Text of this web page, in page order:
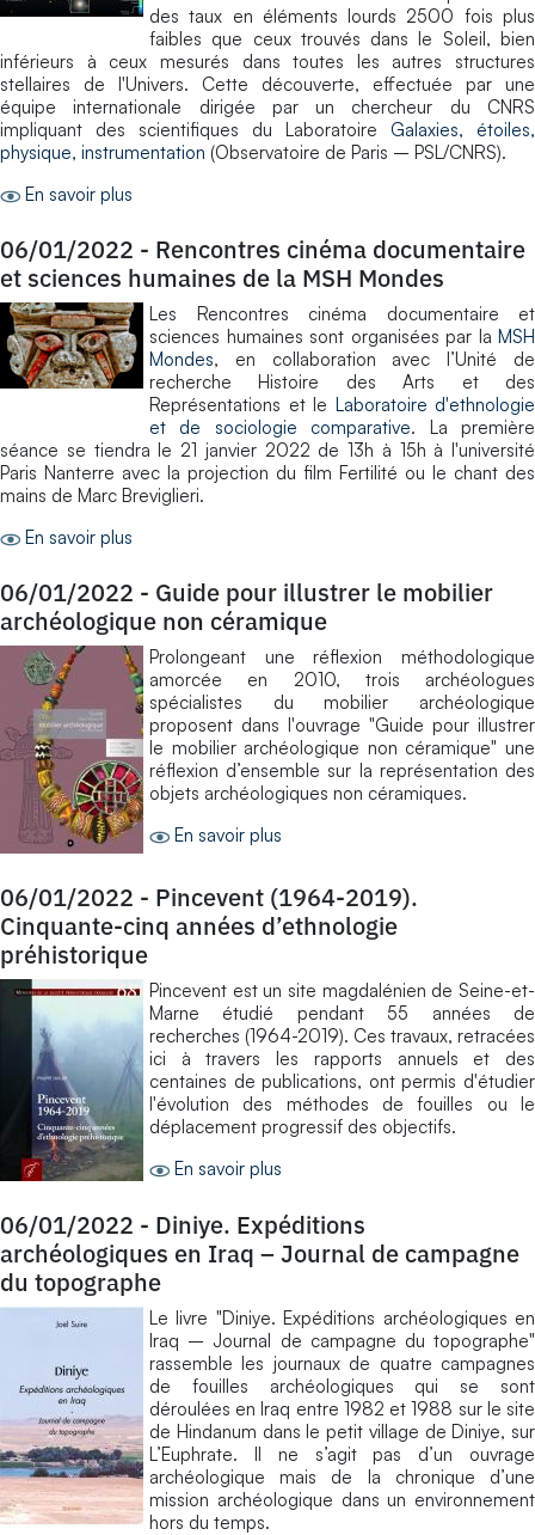
des taux en éléments lourds 2500 fois plus
faibles que ceux trouvés dans le Soleil, bien
inférieurs à ceux mesurés dans toutes les autres structures
stellaires de l'Univers. Cette découverte, effectuée par une
équipe internationale dirigée par un chercheur du CNRS
impliquant des scientifiques du Laboratoire Galaxies, étoiles,
physique, instrumentation (Observatoire de Paris – PSL/CNRS).
En savoir plus
06/01/2022 - Rencontres cinéma documentaire
et sciences humaines de la MSH Mondes
Les Rencontres cinéma documentaire et
sciences humaines sont organisées par la MSH
Mondes, en collaboration avec l’Unité de
recherche Histoire des Arts et des
Représentations et le Laboratoire d'ethnologie
et de sociologie comparative. La première
séance se tiendra le 21 janvier 2022 de 13h à 15h à l'université
Paris Nanterre avec la projection du film Fertilité ou le chant des
mains de Marc Breviglieri.
En savoir plus
06/01/2022 - Guide pour illustrer le mobilier
archéologique non céramique
Prolongeant une réflexion méthodologique
amorcée en 2010, trois archéologues
spécialistes du mobilier archéologique
proposent dans l'ouvrage "Guide pour illustrer
le mobilier archéologique non céramique" une
réflexion d’ensemble sur la représentation des
objets archéologiques non céramiques.
En savoir plus
06/01/2022 - Pincevent (1964-2019).
Cinquante-cinq années d’ethnologie
préhistorique
Pincevent est un site magdalénien de Seine-et-
Marne étudié pendant 55 années de
recherches (1964-2019). Ces travaux, retracées
ici à travers les rapports annuels et des
centaines de publications, ont permis d'étudier
l'évolution des méthodes de fouilles ou le
déplacement progressif des objectifs.
En savoir plus
06/01/2022 - Diniye. Expéditions
archéologiques en Iraq – Journal de campagne
du topographe
Le livre "Diniye. Expéditions archéologiques en
Iraq – Journal de campagne du topographe"
rassemble les journaux de quatre campagnes
de fouilles archéologiques qui se sont
déroulées en Iraq entre 1982 et 1988 sur le site
de Hindanum dans le petit village de Diniye, sur
L’Euphrate. Il ne s’agit pas d’un ouvrage
archéologique mais de la chronique d’une
mission archéologique dans un environnement
hors du temps.